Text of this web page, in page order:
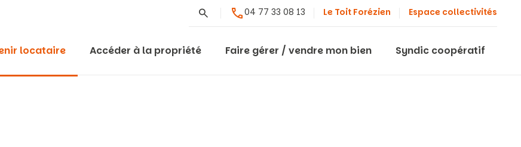
Rechercher04 77 33 08 13 Le Toit Forézien Espace collectivités
locataire Accéder à la propriété Faire gérer / vendre mon bien Syndic coopératif